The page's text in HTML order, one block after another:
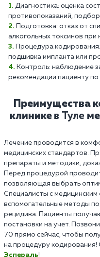
Диагностика: оценка
противопоказаний,
Подготовка: отказ от
алкогольных токсинов при
Процедура
подшивка импланта или
Контроль: наблюдение
рекомендации пациенту
Преимущества
клинике в Туле
Лечение проводится в
медицинских стандартов.
препараты и методики,
Перед процедурой
позволяющая выбрать
Специалисты с
вспомогательные методы
рецидива. Пациенты
постановки на учет.
70 прямо сейчас, чтобы
на процедуру
Эспераль!